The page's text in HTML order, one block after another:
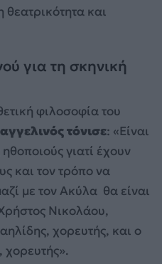
και
για τη σκηνική
φιλοσοφία του
τόνισε: «Είναι
γιατί έχουν
και τον τρόπο να
με τον Ακύλα θα είναι
Νικολάου,
χορευτής, και ο
χορευτής».